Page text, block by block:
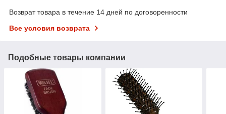
Возврат товара в течение 14 дней по договоренности
Все условия возврата
Подобные товары компании